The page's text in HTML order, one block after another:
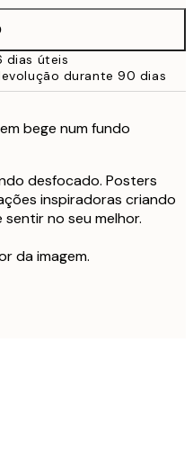
19,95 €
32,45 €
dias úteis
durante 90 dias
bege num fundo
desfocado. Posters
inspiradoras criando
no seu melhor.
da imagem.